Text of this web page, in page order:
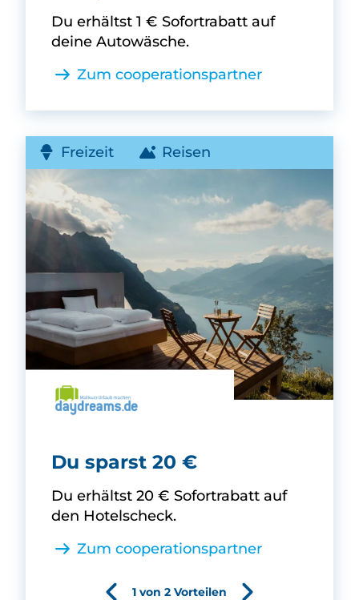
Du erhältst 1 € Sofortrabatt auf
deine Autowäsche.
Zum cooperationspartner
Freizeit Reisen
daydreams -
Du sparst 20 €
Du erhältst 20 € Sofortrabatt auf
den Hotelscheck.
Zum cooperationspartner
1 von 2 Vorteilen